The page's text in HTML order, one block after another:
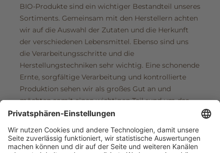
BIO-Produkte sind ein wichtiger Bestandteil unseres
Sortiments. Gemeinsam mit den Herstellern achten
wir auf die Auswahl der Zutaten und die Herkunft
der verschiedenen Lebensmittel. Ebenso sind uns
die Verarbeitungsschritte und die
Herstellungstechniken sehr wichtig. Eine schonende
Ernte, sorgfältige Verarbeitung und kontrollierte
Produktion sehen wir als großes Gut an und
möchten somit einen wichtigen Teil rund um das
Thema BIO leisten. Der Kaffeeanbau nach den
auch den Anbauländern zugute.